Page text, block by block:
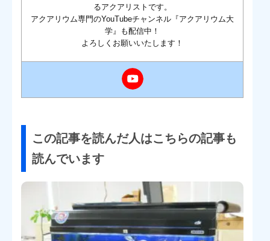
るアクアリストです。
アクアリウム専門のYouTubeチャンネル『アクアリウム大
学』も配信中！
よろしくお願いいたします！
この記事を読んだ人はこちらの記事も
読んでいます